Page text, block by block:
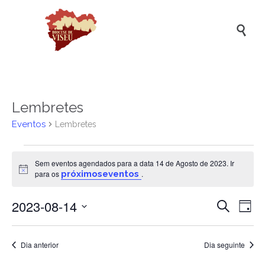

Lembretes
Eventos Lembretes
for
de
Agosto
de
Aviso
Sem eventos agendados para a data 14 de Agosto de 2023. Ir
para os próximoseventos .
de
Pesquisar
de
Dia
2023-08-14
data.Dia anterior Dia seguinte